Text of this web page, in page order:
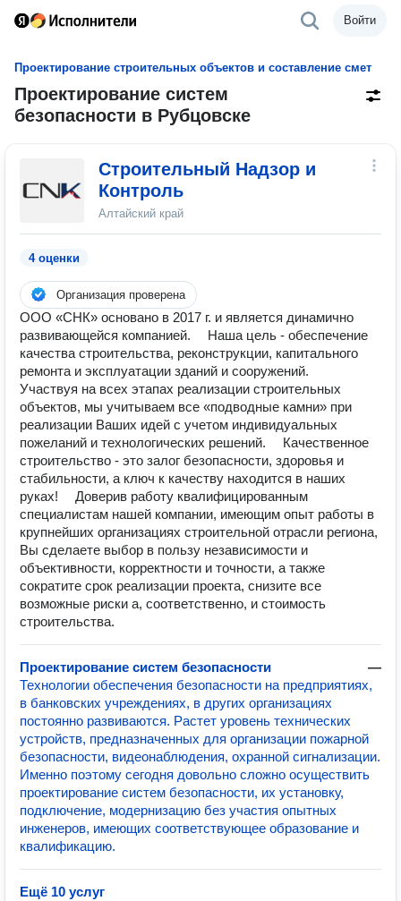
Войти
Проектирование строительных объектов и составление смет
Проектирование систем
безопасности в Рубцовске
Строительный Надзор и
Контроль
Алтайский край
4 оценки
Организация проверена
ООО «СНК» основано в 2017 г. и является динамично
развивающейся компанией. Наша цель - обеспечение
качества строительства, реконструкции, капитального
ремонта и эксплуатации зданий и сооружений.
Участвуя на всех этапах реализации строительных
объектов, мы учитываем все «подводные камни» при
реализации Ваших идей с учетом индивидуальных
пожеланий и технологических решений. Качественное
строительство - это залог безопасности, здоровья и
стабильности, а ключ к качеству находится в наших
руках! Доверив работу квалифицированным
специалистам нашей компании, имеющим опыт работы в
крупнейших организациях строительной отрасли региона,
Вы сделаете выбор в пользу независимости и
объективности, корректности и точности, а также
сократите срок реализации проекта, снизите все
возможные риски а, соответственно, и стоимость
строительства.
Проектирование систем безопасности
—
Технологии обеспечения безопасности на предприятиях,
в банковских учреждениях, в других организациях
постоянно развиваются. Растет уровень технических
устройств, предназначенных для организации пожарной
безопасности, видеонаблюдения, охранной сигнализации.
Именно поэтому сегодня довольно сложно осуществить
проектирование систем безопасности, их установку,
подключение, модернизацию без участия опытных
инженеров, имеющих соответствующее образование и
квалификацию.
Ещё 10 услуг